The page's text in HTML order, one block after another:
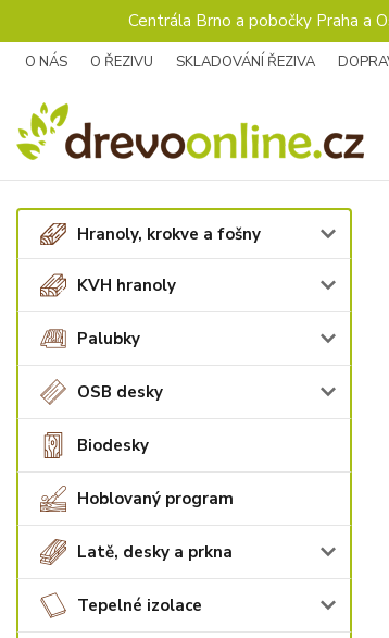
Centrála Brno a pobočky Praha a
O NÁS O ŘEZIVU SKLADOVÁNÍ ŘEZIVA
Hranoly, krokve a fošny
KVH hranoly
Palubky
OSB desky
Biodesky
Hoblovaný program
Latě, desky a prkna
Tepelné izolace